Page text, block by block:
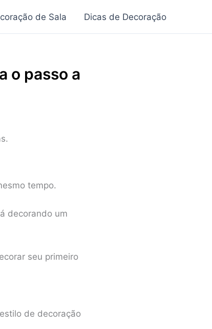
de Sala Dicas de Decoração
o passo a
tempo.
decorando um
seu primeiro
de decoração